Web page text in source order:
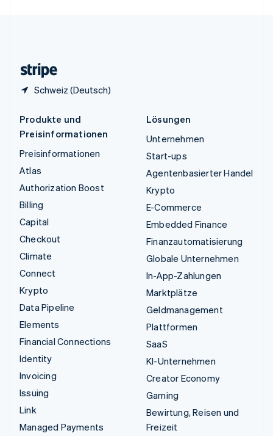
Schweiz (Deutsch)
Produkte und
Preisinformationen
Preisinformationen
Atlas
Authorization Boost
Billing
Capital
Checkout
Climate
Connect
Krypto
Data Pipeline
Elements
Financial Connections
Identity
Invoicing
Issuing
Link
Managed Payments
Lösungen
Unternehmen
Start-ups
Agentenbasierter Handel
Krypto
E-Commerce
Embedded Finance
Finanzautomatisierung
Globale Unternehmen
In-App-Zahlungen
Marktplätze
Geldmanagement
Plattformen
SaaS
KI-Unternehmen
Creator Economy
Gaming
Bewirtung, Reisen und
Freizeit